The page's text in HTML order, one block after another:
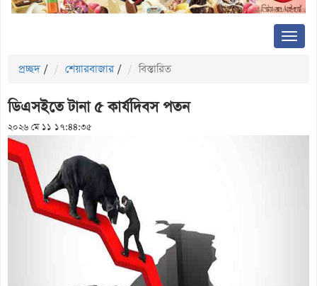
প্রচ্ছদ / শেয়ারবাজার / বিস্তারিত
ডিএসইতে টানা ৫ কার্যদিবস পতন
২০২৬ মে ১১ ১৭:৪৪:৩৫